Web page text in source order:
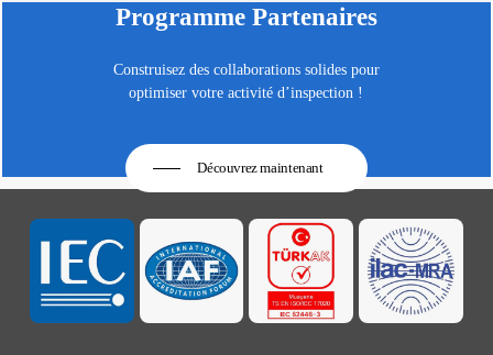
Programme Partenaires
Construisez des collaborations solides pour
optimiser votre activité d’inspection !
Découvrez maintenant